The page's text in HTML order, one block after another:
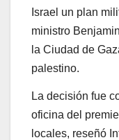
Israel un plan
ministro
la Ciudad de
palestino.
La decisión fue
oficina del
locales, reseñó